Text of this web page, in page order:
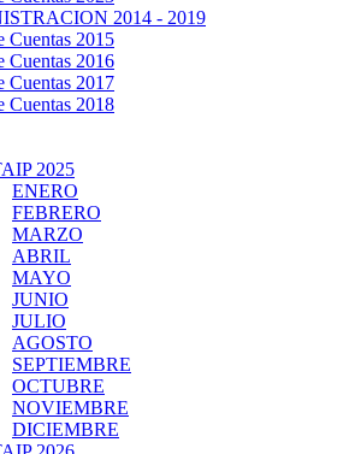
2014 - 2019
Cuentas 2015
Cuentas 2016
Cuentas 2017
Cuentas 2018
2025
ENERO
FEBRERO
MARZO
ABRIL
MAYO
JUNIO
JULIO
AGOSTO
SEPTIEMBRE
OCTUBRE
NOVIEMBRE
DICIEMBRE